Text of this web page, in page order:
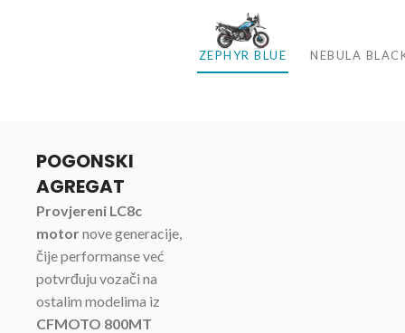
ZEPHYR BLUE NEBULA
POGONSKI
AGREGAT
Provjereni LC8c
motornove generacije,
čije performanse već
potvrđuju vozači na
ostalim modelima iz
CFMOTO 800MT